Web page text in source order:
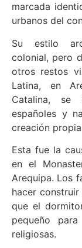
marcada
urbanos del
Su estilo
colonial, pero
otros restos
Latina, en
Catalina, se
españoles y
creación
Esta fue la
en el
Arequipa. Los
hacer
que el
pequeño
religiosas.